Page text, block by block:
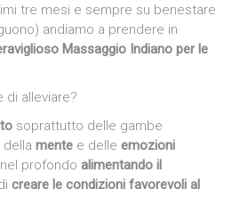
tre mesi e sempre su benestare
andiamo a prendere in
Massaggio Indiano per le
di alleviare?
soprattutto delle gambe
dellamente e delleemozioni
profondoalimentando il
creare le condizioni favorevoli al